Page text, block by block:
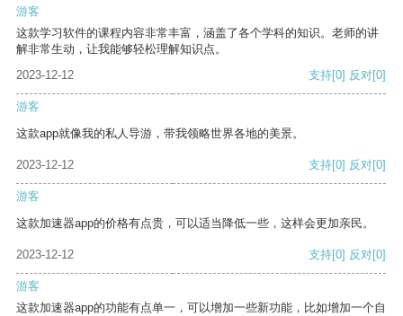
游客
这款学习软件的课程内容非常丰富，涵盖了各个学科的知识。老师的讲
解非常生动，让我能够轻松理解知识点。
2023-12-12
支持[0] 反对[0]
游客
这款app就像我的私人导游，带我领略世界各地的美景。
2023-12-12 支持[0] 反对[0]
游客
这款加速器app的价格有点贵，可以适当降低一些，这样会更加亲民。
2023-12-12 支持[0] 反对[0]
游客
这款加速器app的功能有点单一，可以增加一些新功能，比如增加一个自